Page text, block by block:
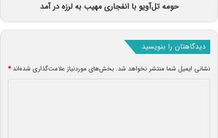
حومه تل‌آویو با انفجاری مهیب به لرزه در آمد
دیدگاهتان را بنویسید
نشانی ایمیل شما منتشر نخواهد شد. بخش‌های موردنیاز علامت‌گذاری شده‌اند*